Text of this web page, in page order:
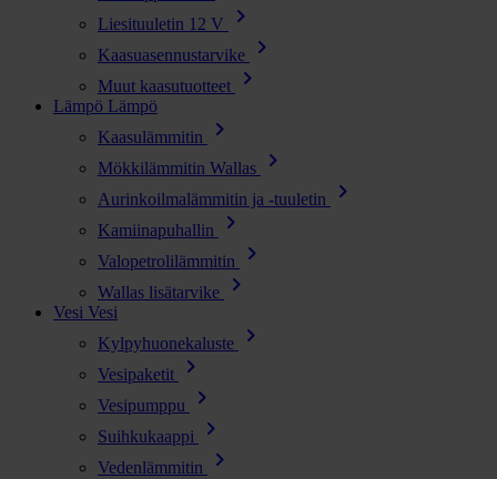
Liesituuletin 12 V chevron_right
Kaasuasennustarvike chevron_right
Muut kaasutuotteet chevron_right
Lämpö Lämpö
Kaasulämmitin
chevron_right
Mökkilämmitin Wallas chevron_right
Aurinkoilmalämmitin ja -tuuletin chevron_right
Kamiinapuhallin chevron_right
Valopetrolilämmitin chevron_right
Wallas lisätarvike chevron_right
Vesi Vesi
Kylpyhuonekaluste
chevron_right
Vesipaketit chevron_right
Vesipumppu chevron_right
Suihkukaappi chevron_right
Vedenlämmitin chevron_right